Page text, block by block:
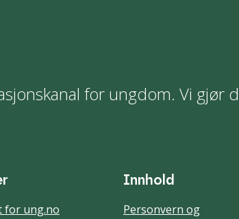
for ungdom. Vi gjør
for ung.no
Innhold
Personvern og